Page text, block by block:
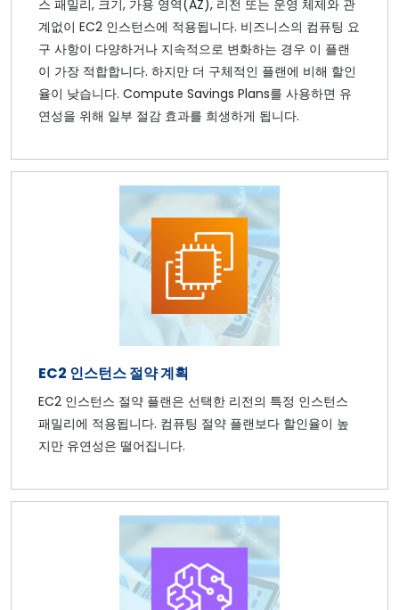
스 패밀리, 크기, 가용 영역(AZ), 리전 또는 운영 체제와 관
계없이 EC2 인스턴스에 적용됩니다. 비즈니스의 컴퓨팅 요
구 사항이 다양하거나 지속적으로 변화하는 경우 이 플랜
이 가장 적합합니다. 하지만 더 구체적인 플랜에 비해 할인
율이 낮습니다. Compute Savings Plans를 사용하면 유
연성을 위해 일부 절감 효과를 희생하게 됩니다.
EC2 인스턴스 절약 계획
EC2 인스턴스 절약 플랜은 선택한 리전의 특정 인스턴스
패밀리에 적용됩니다. 컴퓨팅 절약 플랜보다 할인율이 높
지만 유연성은 떨어집니다.